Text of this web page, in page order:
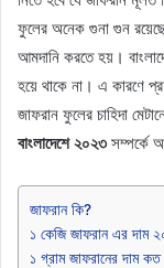
ফুলের অনেক গুনা গুন
আমদানি করতে হয়।
হয়ে থাকে না। এ কারণে
জাফরান ফুলের চাহিদা
বাংলাদেশে ২০২৩ সম্পর্কে
জাফরান কি?
১ কেজি জাফরান এর দাম
১ গ্রাম জাফরানের দাম কত